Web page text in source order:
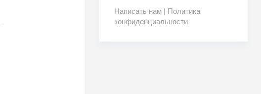
Написать нам | Политика
конфиденциальности